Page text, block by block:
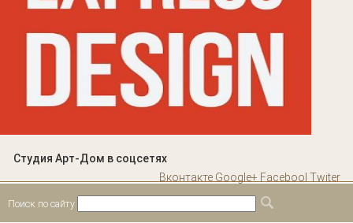
Студия Арт-Дом в соцсетях
Вконтакте Google+ Facebool Twiter
Форма поиска
Поиск по сайту